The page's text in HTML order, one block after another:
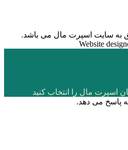
به سایت اسپرت مال می باشد.
Website
اسپرت مال را انتخاب کنید
پاسخ می دهد.